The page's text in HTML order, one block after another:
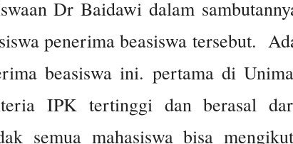
Dr Baidawi dalam
penerima beasiswa tersebut.
beasiswa ini. pertama di
IPK tertinggi dan berasal
semua mahasiswa bisa